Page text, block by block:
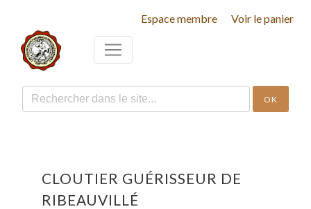
Espace membre Voir le panier
OK
CLOUTIER GUÉRISSEUR DE
RIBEAUVILLÉ